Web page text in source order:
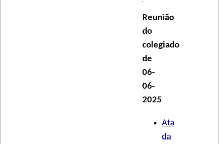
Reunião
do
colegiado
de
06-
06-
2025
Ata
da